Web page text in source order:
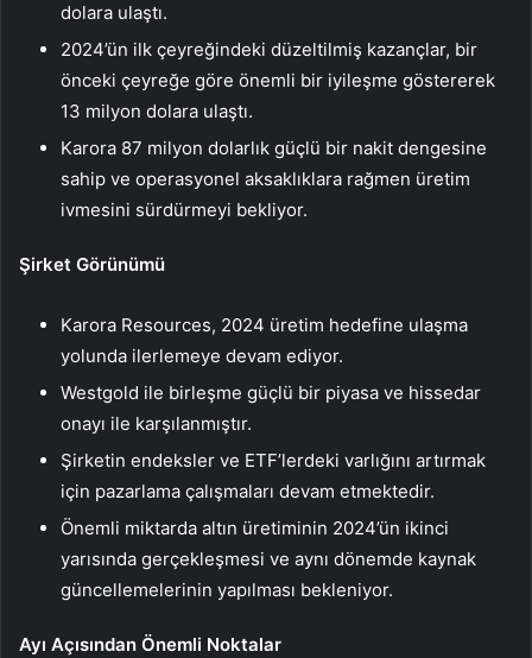
dolara ulaştı.
2024’ün ilk çeyreğindeki düzeltilmiş kazançlar, bir
önceki çeyreğe göre önemli bir iyileşme göstererek
13 milyon dolara ulaştı.
Karora 87 milyon dolarlık güçlü bir nakit dengesine
sahip ve operasyonel aksaklıklara rağmen üretim
ivmesini sürdürmeyi bekliyor.
Şirket Görünümü
Karora Resources, 2024 üretim hedefine ulaşma
yolunda ilerlemeye devam ediyor.
Westgold ile birleşme güçlü bir piyasa ve hissedar
onayı ile karşılanmıştır.
Şirketin endeksler ve ETF’lerdeki varlığını artırmak
için pazarlama çalışmaları devam etmektedir.
Önemli miktarda altın üretiminin 2024’ün ikinci
yarısında gerçekleşmesi ve aynı dönemde kaynak
güncellemelerinin yapılması bekleniyor.
Ayı Açısından Önemli Noktalar